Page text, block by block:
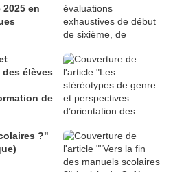
en
élèves
de
?"